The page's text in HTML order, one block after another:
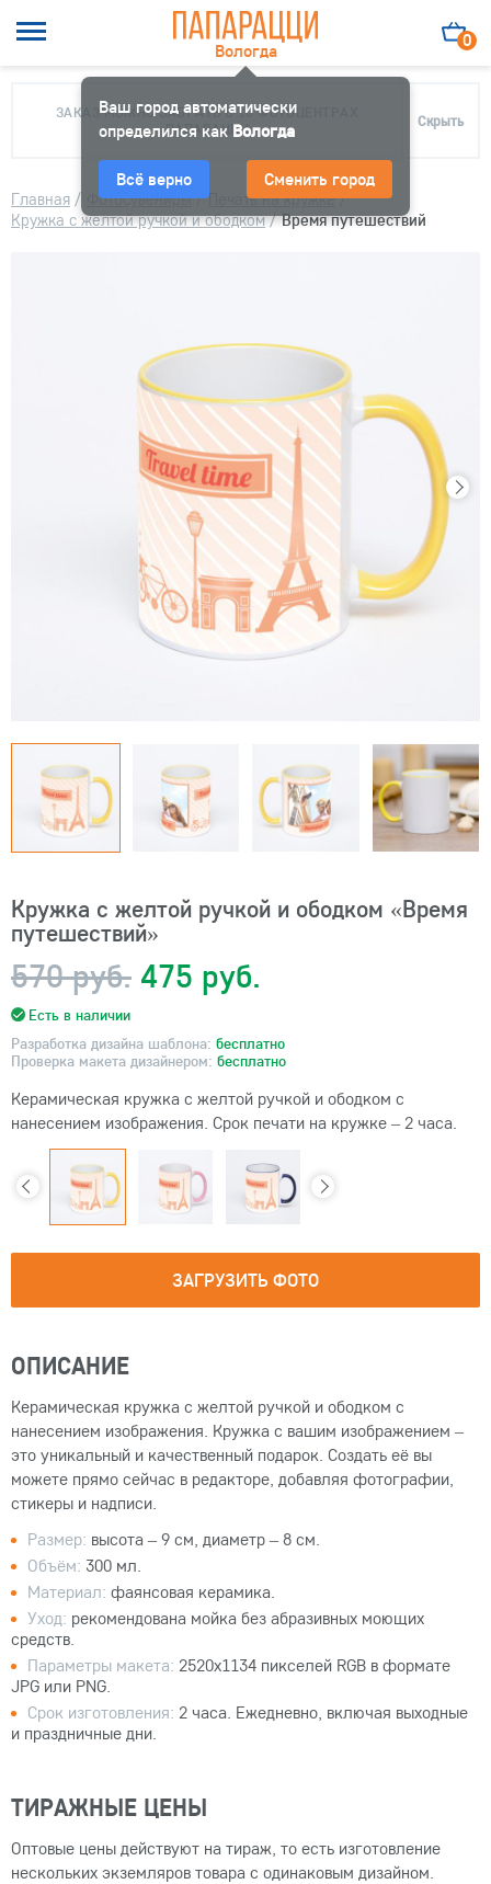
Вологда
Ваш город автоматически
определился как Вологда
Всё верно Сменить город
0
ЗАКАЗ МОЖНО ЗАБРАТЬ В 10 ФОТОЦЕНТРАХ
ПАПАРАЦЦИ
Скрыть
Главная / Фотосувениры/ Печать на кружке/
Кружка с желтой ручкой и ободком/ Время путешествий
Кружка с желтой ручкой и ободком «Время
путешествий»
570 руб. 475 руб.
Есть в наличии
Разработка дизайна шаблона: бесплатно
Проверка макета дизайнером: бесплатно
Керамическая кружка с желтой ручкой и ободком с
нанесением изображения. Срок печати на кружке – 2 часа.
ЗАГРУЗИТЬ ФОТО
ОПИСАНИЕ
Керамическая кружка с желтой ручкой и ободком с
нанесением изображения. Кружка с вашим изображением –
это уникальный и качественный подарок. Создать её вы
можете прямо сейчас в редакторе, добавляя фотографии,
стикеры и надписи.
Размер: высота – 9 см, диаметр – 8 см.
Объём: 300 мл.
Материал: фаянсовая керамика.
Уход: рекомендована мойка без абразивных моющих
средств.
Параметры макета: 2520x1134 пикселей RGB в формате
JPG или PNG.
Срок изготовления: 2 часа. Ежедневно, включая выходные
и праздничные дни.
ТИРАЖНЫЕ ЦЕНЫ
Оптовые цены действуют на тираж, то есть изготовление
нескольких экземляров товара с одинаковым дизайном.